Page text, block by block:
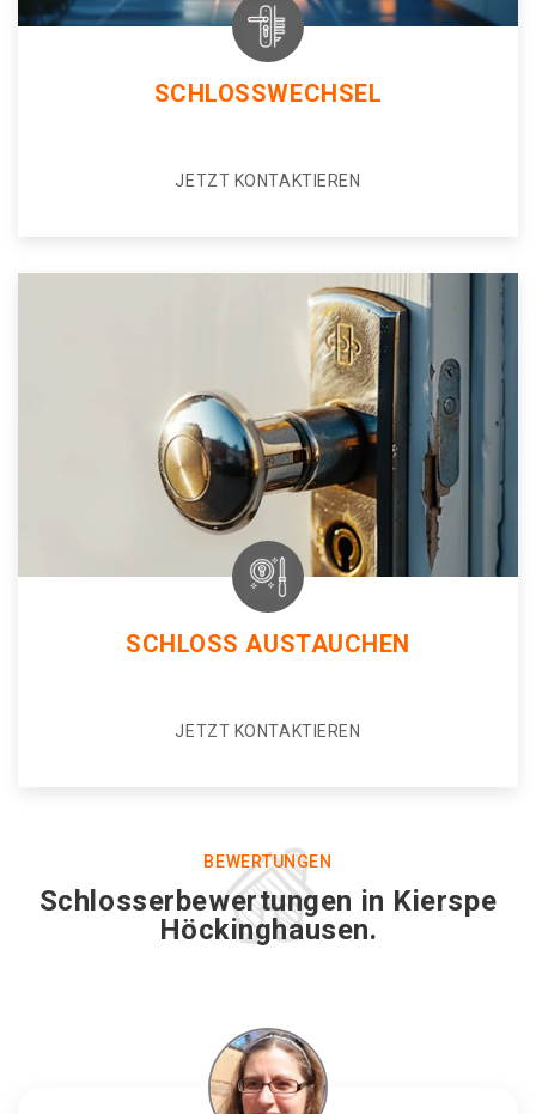
SCHLOSSWECHSEL
JETZT KONTAKTIEREN
SCHLOSS AUSTAUCHEN
JETZT KONTAKTIEREN
BEWERTUNGEN
Schlosserbewertungen in Kierspe
Höckinghausen.